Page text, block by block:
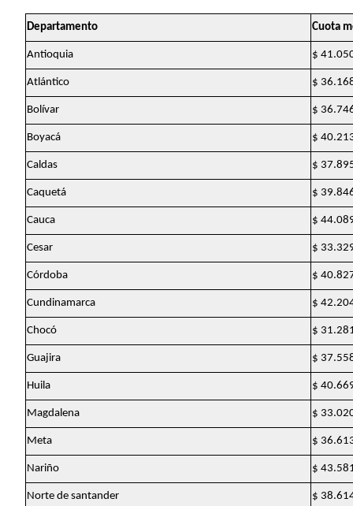
Departamento Cuota
Antioquia $
Atlántico $
Bolívar $
Boyacá $
Caldas $
Caquetá $
Cauca $
Cesar $
Córdoba $
Cundinamarca $
Chocó $
Guajira $
Huila $
Magdalena $
Meta $
Nariño $
Norte de santander $